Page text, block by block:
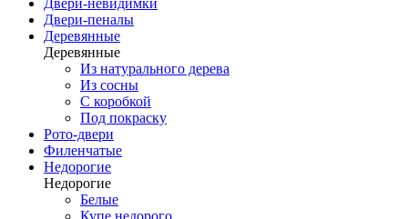
Двери-невидимки
Двери-пеналы
Деревянные
Деревянные
Из натурального дерева
Из сосны
С коробкой
Под покраску
Рото-двери
Филенчатые
Недорогие
Недорогие
Белые